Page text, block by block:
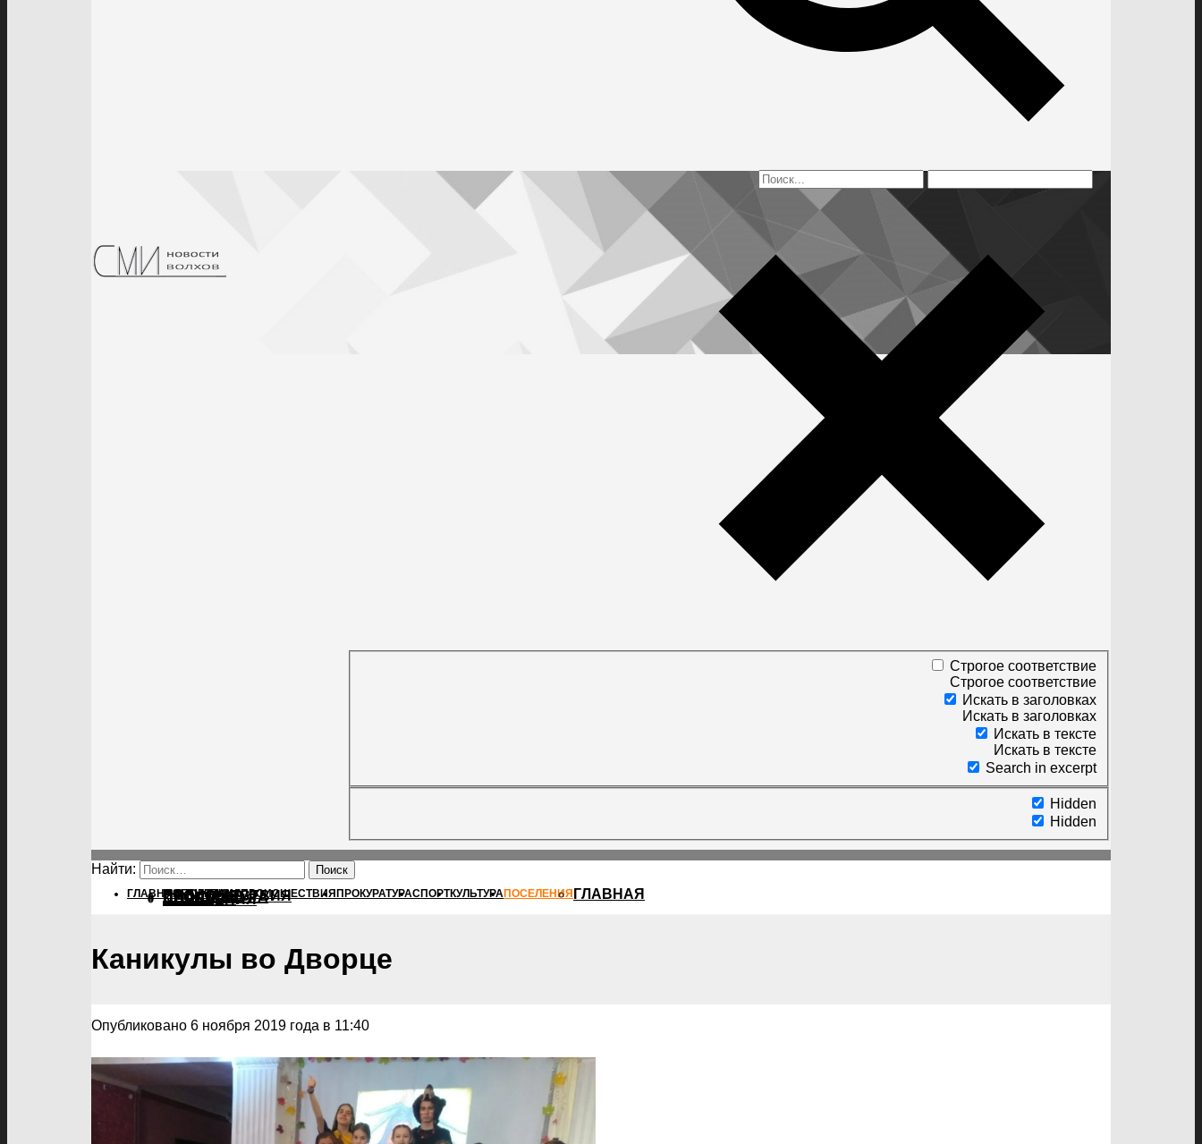
Строгое соответствие
Строгое соответствие
Искать в заголовках
Искать в заголовках
Искать в тексте
Искать в тексте
Search in excerpt
Hidden
Hidden
Найти:
ГЛАВНАЯПОЛИТИКАПРОИСШЕСТВИЯ ПРОКУРАТУРАСПОРТКУЛЬТУРАПОСЕЛЕНИЯ ГЛАВНАЯ
ПОЛИТИКА
ПРОИСШЕСТВИЯ
ПРОКУРАТУРА
СПОРТ
КУЛЬТУРА
ПОСЕЛЕНИЯ
Каникулы во Дворце
Опубликовано 6 ноября 2019 года в 11:40